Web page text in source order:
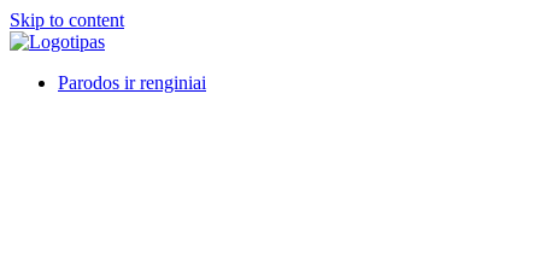
Skip to content
Parodos ir renginiai